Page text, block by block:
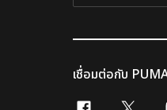
เชื่อมต่อกับ